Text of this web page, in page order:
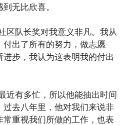
无比欣喜。
区队长奖对我意义非凡。我从
付出了所有的努力，做志愿
步，我认为这表明我的付出
近有多忙，所以他能抽出时间
过去八年里，他对我们来说非
重视我们所做的工作，也表